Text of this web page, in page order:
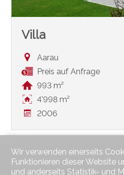
Villa
Aarau
Preis auf Anfrage
993 m²
4'998 m²
2006
Wir verwenden einerseits
Funktionieren dieser Website
und anderseits Statistik- und